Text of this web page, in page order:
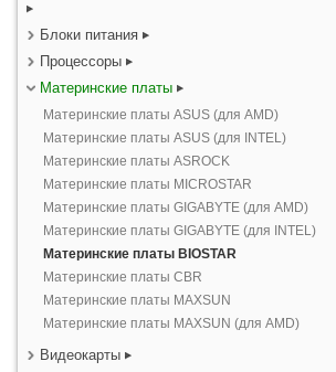
Блоки питания
Процессоры
Материнские платы
Материнские платы ASUS (для AMD)
Материнские платы ASUS (для INTEL)
Материнские платы ASROCK
Материнские платы MICROSTAR
Материнские платы GIGABYTE (для AMD)
Материнские платы GIGABYTE (для INTEL)
Материнские платы BIOSTAR
Материнские платы CBR
Материнские платы MAXSUN
Материнские платы MAXSUN (для AMD)
Видеокарты